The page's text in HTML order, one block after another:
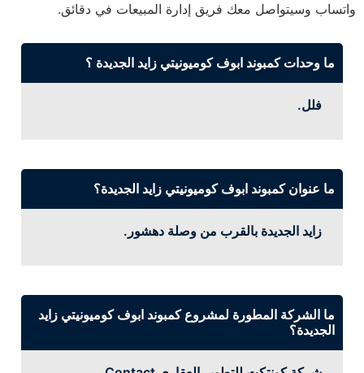
واتساب وسيتواصل معك فريق إدارة المبيعات في دقائق.
ما وحدات كمبوند ابوف كوميونيتي زايد الجديدة ؟
فلل.
ما عنوان كمبوند ابوف كوميونيتي زايد الجديدة؟
زايد الجديدة بالقرب من وصلة دهشور.
ما الشركة المطورة لمشروع كمبوند ابوف كوميونيتي زايد
الجديدة؟